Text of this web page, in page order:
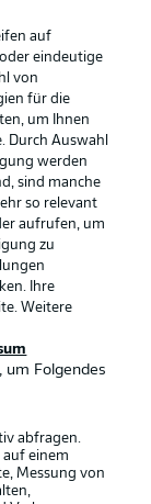
verwalten
auf
eindeutige
von
für die
um Ihnen
Durch Auswahl
werden
sind manche
so relevant
aufrufen, um
zu
Ihre
Weitere
um Folgendes
abfragen.
einem
Messung von